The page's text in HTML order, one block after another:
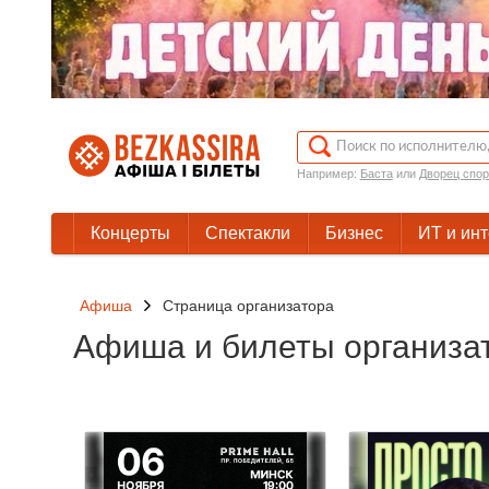
Например: Бастаили Дворец
Концерты Спектакли Бизнес ИТ и
Афиша Cтраница организатора
Афиша и билеты